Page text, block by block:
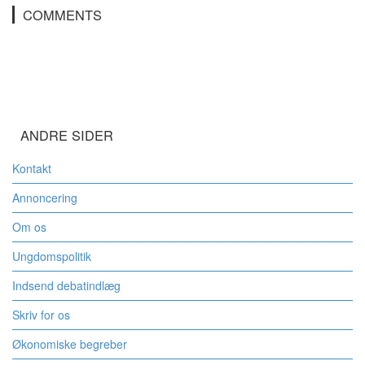
COMMENTS
ANDRE SIDER
Kontakt
Annoncering
Om os
Ungdomspolitik
Indsend debatindlæg
Skriv for os
Økonomiske begreber